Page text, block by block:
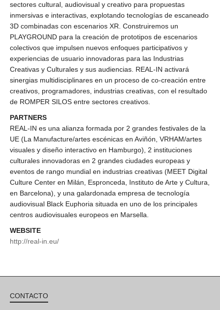
sectores cultural, audiovisual y creativo para propuestas
inmersivas e interactivas, explotando tecnologías de escaneado
3D combinadas con escenarios XR. Construiremos un
PLAYGROUND para la creación de prototipos de escenarios
colectivos que impulsen nuevos enfoques participativos y
experiencias de usuario innovadoras para las Industrias
Creativas y Culturales y sus audiencias. REAL-IN activará
sinergias multidisciplinares en un proceso de co-creación entre
creativos, programadores, industrias creativas, con el resultado
de ROMPER SILOS entre sectores creativos.
PARTNERS
REAL-IN es una alianza formada por 2 grandes festivales de la
UE (La Manufacture/artes escénicas en Aviñón, VRHAM/artes
visuales y diseño interactivo en Hamburgo), 2 instituciones
culturales innovadoras en 2 grandes ciudades europeas y
eventos de rango mundial en industrias creativas (MEET Digital
Culture Center en Milán, Espronceda, Instituto de Arte y Cultura,
en Barcelona), y una galardonada empresa de tecnología
audiovisual Black Euphoria situada en uno de los principales
centros audiovisuales europeos en Marsella.
WEBSITE
http://real-in.eu/
CONTACTO